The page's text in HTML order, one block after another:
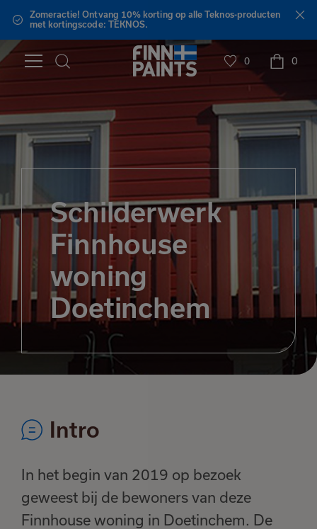
Zomeractie! Ontvang 10% korting op alle Teknos-producten
met kortingscode: TEKNOS.
0 0
Schilderwerk
Finnhouse
woning
Doetinchem
Intro
In het begin van 2019 op bezoek
geweest bij de bewoners van deze
Finnhouse woning in Doetinchem. De